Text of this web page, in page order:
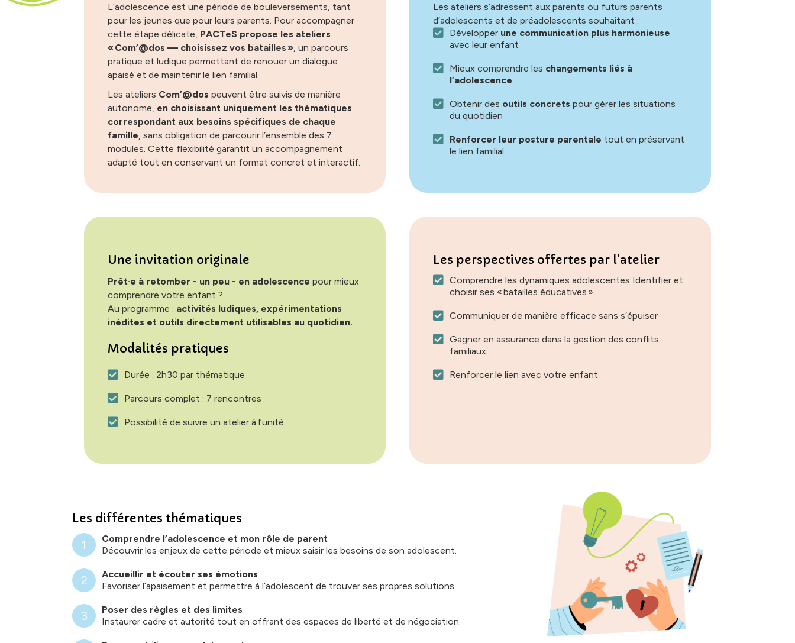
L’adolescence est une période de bouleversements, tant
pour les jeunes que pour leurs parents. Pour accompagner
cette étape délicate, PACTeS propose les ateliers
« Com’@dos — choisissez vos batailles », un parcours
pratique et ludique permettant de renouer un dialogue
apaisé et de maintenir le lien familial.
Les ateliers Com’@dos peuvent être suivis de manière
autonome, en choisissant uniquement les thématiques
correspondant aux besoins spécifiques de chaque
famille, sans obligation de parcourir l’ensemble des 7
modules. Cette flexibilité garantit un accompagnement
adapté tout en conservant un format concret et interactif.
Les ateliers s’adressent aux parents ou futurs parents
d’adolescents et de préadolescents souhaitant :
Développer une communication plus harmonieuse
avec leur enfant
Mieux comprendre les changements liés à
l’adolescence
Obtenir des outils concrets pour gérer les situations
du quotidien
Renforcer leur posture parentale tout en préservant
le lien familial
Une invitation originale
Prêt·e à retomber - un peu - en adolescence pour mieux
comprendre votre enfant ?
Au programme : activités ludiques, expérimentations
inédites et outils directement utilisables au quotidien.
Modalités pratiques
Durée : 2h30 par thématique
Parcours complet : 7 rencontres
Possibilité de suivre un atelier à l’unité
Les perspectives offertes par l’atelier
Comprendre les dynamiques adolescentes Identifier et
choisir ses « batailles éducatives »
Communiquer de manière efficace sans s’épuiser
Gagner en assurance dans la gestion des conflits
familiaux
Renforcer le lien avec votre enfant
Les différentes thématiques
1
Comprendre l’adolescence et mon rôle de parent
Découvrir les enjeux de cette période et mieux saisir les besoins de son adolescent.
2
Accueillir et écouter ses émotions
Favoriser l’apaisement et permettre à l’adolescent de trouver ses propres solutions.
3
Poser des règles et des limites
Instaurer cadre et autorité tout en offrant des espaces de liberté et de négociation.